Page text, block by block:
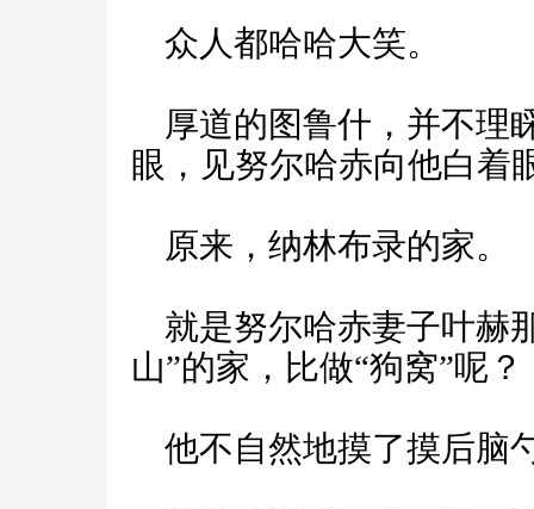
众人都哈哈大笑。
厚道的图鲁什，并不理
眼，见努尔哈赤向他白着
原来，纳林布录的家。
就是努尔哈赤妻子叶赫
山”的家，比做“狗窝”呢？
他不自然地摸了摸后脑